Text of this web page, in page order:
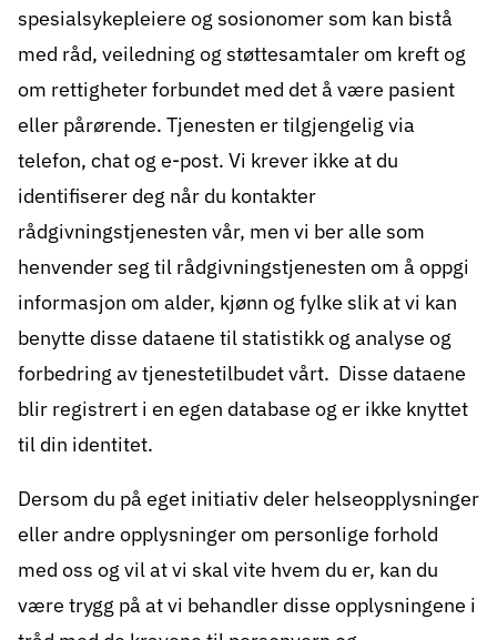
spesialsykepleiere og sosionomer som kan bistå
med råd, veiledning og støttesamtaler om kreft og
om rettigheter forbundet med det å være pasient
eller pårørende. Tjenesten er tilgjengelig via
telefon, chat og e-post. Vi krever ikke at du
identifiserer deg når du kontakter
rådgivningstjenesten vår, men vi ber alle som
henvender seg til rådgivningstjenesten om å oppgi
informasjon om alder, kjønn og fylke slik at vi kan
benytte disse dataene til statistikk og analyse og
forbedring av tjenestetilbudet vårt. Disse dataene
blir registrert i en egen database og er ikke knyttet
til din identitet.
Dersom du på eget initiativ deler helseopplysninger
eller andre opplysninger om personlige forhold
med oss og vil at vi skal vite hvem du er, kan du
være trygg på at vi behandler disse opplysningene i